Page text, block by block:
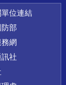
位連結
部
網
社